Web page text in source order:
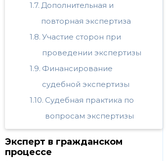
Дополнительная и
повторная экспертиза
Участие сторон при
проведении экспертизы
Финансирование
судебной экспертизы
Судебная практика по
вопросам экспертизы
Эксперт в гражданском
процессе